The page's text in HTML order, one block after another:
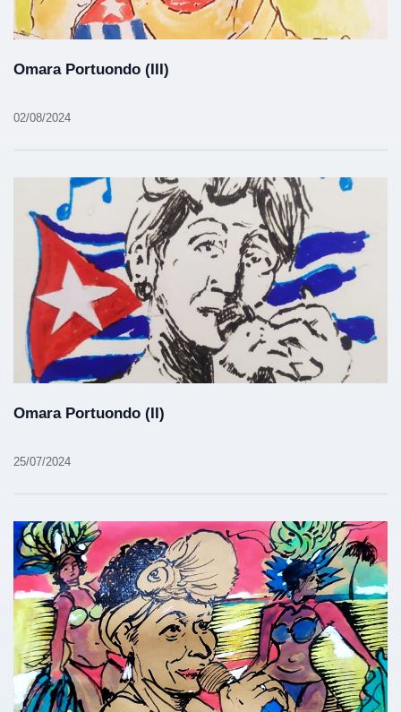
Omara Portuondo (III)
02/08/2024
Omara Portuondo (II)
25/07/2024